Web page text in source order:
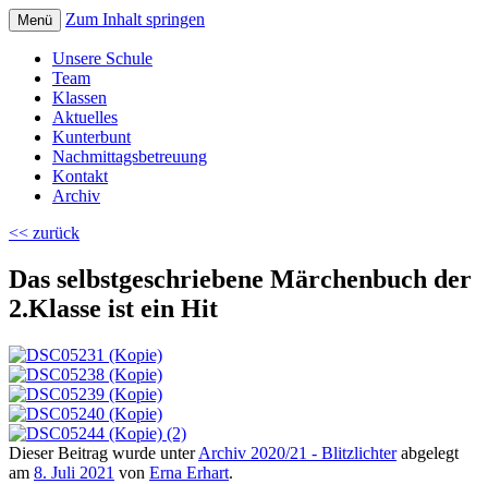
Volksschule Bad Blumau
Menü Zum Inhalt springen
Unsere Schule
Team
Klassen
Aktuelles
Kunterbunt
Nachmittagsbetreuung
Kontakt
Archiv
<< zurück
Das selbstgeschriebene Märchenbuch der
2.Klasse ist ein Hit
Dieser Beitrag wurde unterArchiv 2020/21 - Blitzlichterabgelegt
am 8. Juli 2021 von Erna Erhart.